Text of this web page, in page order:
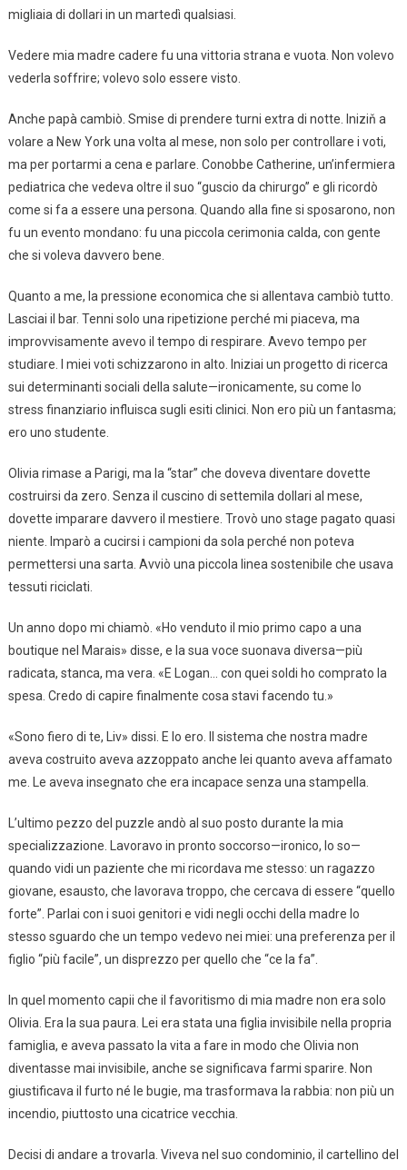
migliaia di dollari in un martedì qualsiasi.
Vedere mia madre cadere fu una vittoria strana e vuota. Non volevo
vederla soffrire; volevo solo essere visto.
Anche papà cambiò. Smise di prendere turni extra di notte. Iniziň a
volare a New York una volta al mese, non solo per controllare i voti,
ma per portarmi a cena e parlare. Conobbe Catherine, un’infermiera
pediatrica che vedeva oltre il suo “guscio da chirurgo” e gli ricordò
come si fa a essere una persona. Quando alla fine si sposarono, non
fu un evento mondano: fu una piccola cerimonia calda, con gente
che si voleva davvero bene.
Quanto a me, la pressione economica che si allentava cambiò tutto.
Lasciai il bar. Tenni solo una ripetizione perché mi piaceva, ma
improvvisamente avevo il tempo di respirare. Avevo tempo per
studiare. I miei voti schizzarono in alto. Iniziai un progetto di ricerca
sui determinanti sociali della salute—ironicamente, su come lo
stress finanziario influisca sugli esiti clinici. Non ero più un fantasma;
ero uno studente.
Olivia rimase a Parigi, ma la “star” che doveva diventare dovette
costruirsi da zero. Senza il cuscino di settemila dollari al mese,
dovette imparare davvero il mestiere. Trovò uno stage pagato quasi
niente. Imparò a cucirsi i campioni da sola perché non poteva
permettersi una sarta. Avviò una piccola linea sostenibile che usava
tessuti riciclati.
Un anno dopo mi chiamò. «Ho venduto il mio primo capo a una
boutique nel Marais» disse, e la sua voce suonava diversa—più
radicata, stanca, ma vera. «E Logan… con quei soldi ho comprato la
spesa. Credo di capire finalmente cosa stavi facendo tu.»
«Sono fiero di te, Liv» dissi. E lo ero. Il sistema che nostra madre
aveva costruito aveva azzoppato anche lei quanto aveva affamato
me. Le aveva insegnato che era incapace senza una stampella.
L’ultimo pezzo del puzzle andò al suo posto durante la mia
specializzazione. Lavoravo in pronto soccorso—ironico, lo so—
quando vidi un paziente che mi ricordava me stesso: un ragazzo
giovane, esausto, che lavorava troppo, che cercava di essere “quello
forte”. Parlai con i suoi genitori e vidi negli occhi della madre lo
stesso sguardo che un tempo vedevo nei miei: una preferenza per il
figlio “più facile”, un disprezzo per quello che “ce la fa”.
In quel momento capii che il favoritismo di mia madre non era solo
Olivia. Era la sua paura. Lei era stata una figlia invisibile nella propria
famiglia, e aveva passato la vita a fare in modo che Olivia non
diventasse mai invisibile, anche se significava farmi sparire. Non
giustificava il furto né le bugie, ma trasformava la rabbia: non più un
incendio, piuttosto una cicatrice vecchia.
Decisi di andare a trovarla. Viveva nel suo condominio, il cartellino del